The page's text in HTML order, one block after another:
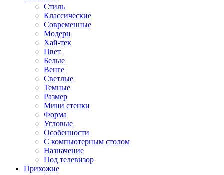
Стиль
Классические
Современные
Модерн
Хай-тек
Цвет
Белые
Венге
Светлые
Темные
Размер
Мини стенки
Форма
Угловые
Особенности
С компьютерным столом
Назначение
Под телевизор
Прихожие